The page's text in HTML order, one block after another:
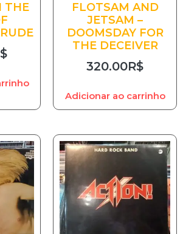
THE
FLOTSAM AND
JETSAM –
DOOMSDAY FOR
THE DECEIVER
320.00R$
Adicionar ao carrinho